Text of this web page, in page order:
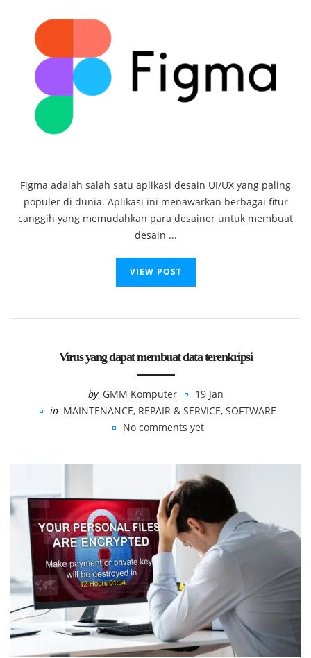
Figma adalah salah satu aplikasi desain UI/UX yang paling
populer di dunia. Aplikasi ini menawarkan berbagai fitur
canggih yang memudahkan para desainer untuk membuat
desain ...
VIEW POST
Virus yang dapat membuat data terenkripsi
by GMM Komputer
19 Jan
in MAINTENANCE, REPAIR & SERVICE, SOFTWARE
No comments yet